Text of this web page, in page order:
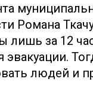
Романа
лишь за 12
эвакуации.
людей и